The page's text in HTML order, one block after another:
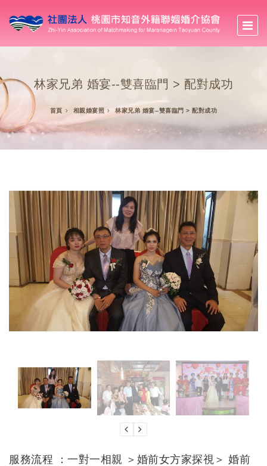
林家兄弟 婚宴--雙喜臨門 > 配對成功
首頁 相親婚宴照 林家兄弟 婚宴--雙喜臨門 > 配對成功
服務流程 ：一對一相親 ＞婚前女方家探視＞ 婚前